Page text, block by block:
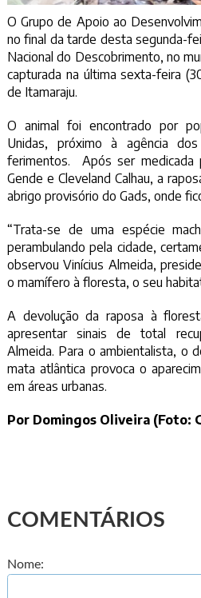
O Grupo de Apoio ao
no final da tarde desta segunda-
Nacional do Descobrimento, no
capturada na última sexta-feira
de Itamaraju.
O animal foi encontrado por
Unidas, próximo à agência
ferimentos. Após ser medicada
Gende e Cleveland Calhau, a
abrigo provisório do Gads, onde
“Trata-se de uma espécie
perambulando pela cidade,
observou Vinícius Almeida,
o mamífero à floresta, o seu
A devolução da raposa à
apresentar sinais de total
Almeida. Para o ambientalista, o
mata atlântica provoca o
em áreas urbanas.
Por Domingos Oliveira (Foto:
COMENTÁRIOS
Nome: